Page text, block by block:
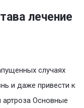
лечение
случаях
и даже привести к
артроза Основные